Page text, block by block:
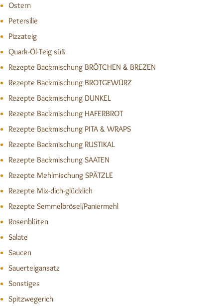
Ostern
Petersilie
Pizzateig
Quark-Öl-Teig süß
Rezepte Backmischung BRÖTCHEN & BREZEN
Rezepte Backmischung BROTGEWÜRZ
Rezepte Backmischung DUNKEL
Rezepte Backmischung HAFERBROT
Rezepte Backmischung PITA & WRAPS
Rezepte Backmischung RUSTIKAL
Rezepte Backmischung SAATEN
Rezepte Mehlmischung SPÄTZLE
Rezepte Mix-dich-glücklich
Rezepte Semmelbrösel/Paniermehl
Rosenblüten
Salate
Saucen
Sauerteigansatz
Sonstiges
Spitzwegerich